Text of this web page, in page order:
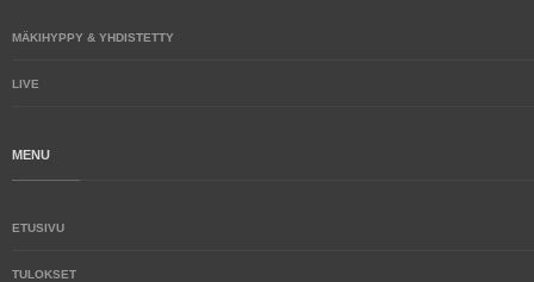
MÄKIHYPPY & YHDISTETTY
LIVE
MENU
ETUSIVU
TULOKSET